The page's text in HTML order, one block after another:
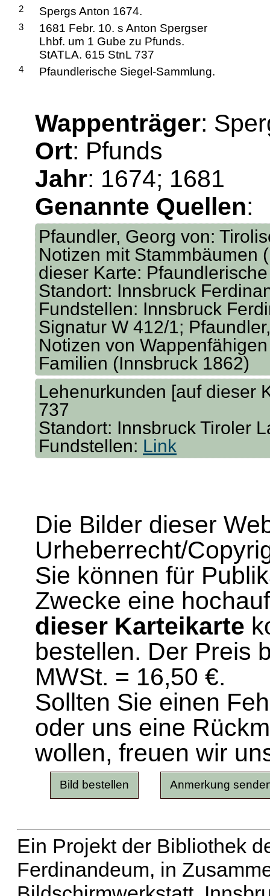
2 Spergs Anton 1674.
3
1681 Febr. 10. s Anton Spergser
Lhbf. um 1 Gube zu Pfunds.
StATLA. 615 StnL 737
4 Pfaundlerische Siegel-Sammlung.
Wappenträger:
Ort: Pfunds
Jahr: 1674; 1681
Genannte Quellen:
Pfaundler, Georg von:
Notizen mit Stammbäumen
dieser Karte:
Standort: Innsbruck
Fundstellen: Innsbruck
Signatur W 412/1;
Notizen von
Familien (Innsbruck 1862)
Lehenurkunden [auf dieser
737
Standort: Innsbruck Tiroler
Fundstellen: Link
Die Bilder dieser
Urheberrecht/
Sie können für
Zwecke eine
dieser Karteikarte
bestellen. Der Preis
MWSt. = 16,50 €.
Sollten Sie einen
oder uns eine
wollen, freuen wir
Ein Projekt der Bibliothek
Ferdinandeum, in